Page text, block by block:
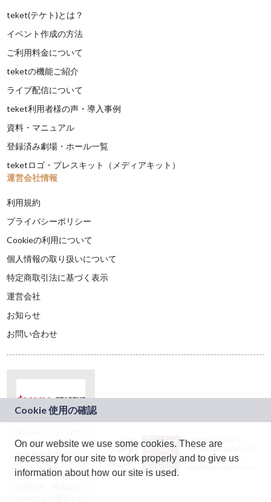
teket(テケト)とは？
イベント作成の方法
ご利用料金について
teketの機能ご紹介
ライブ配信について
teket利用者様の声・導入事例
資料・マニュアル
登録済み劇場・ホール一覧
teketロゴ・プレスキット（メディアキット）
運営会社情報
利用規約
プライバシーポリシー
Cookieの利用について
個人情報の取り扱いについて
特定商取引法に基づく表示
運営会社
お知らせ
お問い合わせ
ドコモグループの新
規事業創出プログラ
ム「docomo
STARTUP」を通じて
JASRAC許諾番号：
9024936001Y45037
JASRAC許諾番号：
On our website we use some cookies. These are
necessary for our site to work properly and to give us
information about how our site is used.